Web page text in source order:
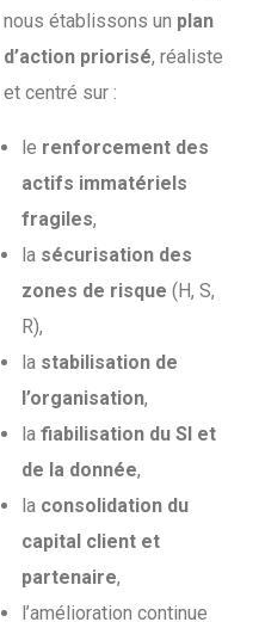
nous établissons un plan
d’action priorisé, réaliste
et centré sur :
le renforcement des
actifs immatériels
fragiles,
la sécurisation des
zones de risque (H, S,
R),
la stabilisation de
l’organisation,
la fiabilisation du SI et
de la donnée,
la consolidation du
capital client et
partenaire,
l’amélioration continue